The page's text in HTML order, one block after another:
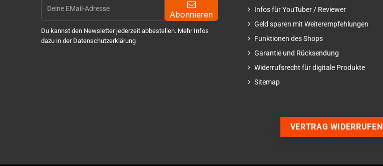
Abonnieren
Du kannst den Newsletter jederzeit abbestellen. Mehr Infos
dazu in der Datenschutzerklärung
Infos für YouTuber / Reviewer
Geld sparen mit Weiterempfehlungen
Funktionen des Shops
Garantie und Rücksendung
Widerrufsrecht für digitale Produkte
Sitemap
VERTRAG WIDERRUFEN